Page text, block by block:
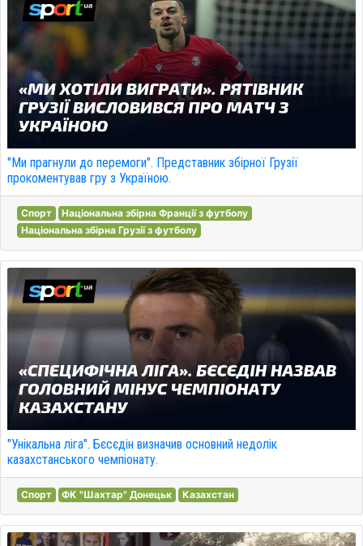
"Ми прагнули до перемоги". Представник збірної Грузії
прокоментував гру з Україною.
Спорт
Національна збірна Франції з футболу
Національна збірна Грузії з футболу
"Унікальна ліга". Бєсєдін визначив основний недолік
казахстанського чемпіонату.
Спорт ФК "Шахтар" Донецьк Казахстан